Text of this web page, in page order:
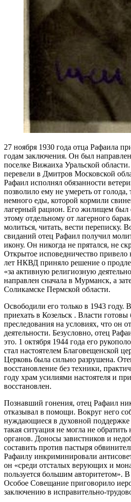
27 ноября 1930 года отца Рафаила
годам заключения. Он был
поселке Вижаиха Уральской
перевели в Дмитров Московской
Рафаил исполнял обязанности
позволило ему не умереть от голода,
немного еды, которой кормили
лагерный рацион. Его жилищем был
этому отдельному от лагерного
молиться, читать, вести переписку.
свиданий отец Рафаил получил
икону. Он никогда не прятался, не
Открытое исповедничество привело
лет НКВД приняло решение о
«за активную религиозную
направлен сначала в Мурманск, а
Соликамске Пермской области.
Освободили его только в 1943 году.
приехать в Козельск . Власти
преследования на условиях, что он
деятельности. Безусловно, отец
это. 1 октября 1944 года его
стал настоятелем Благовещенской
Церковь была сильно разрушена.
восстановление без техники,
году храм усилиями настоятеля и
восстановлен.
Познавший гонения, отец Рафаил
отказывал в помощи. Вокруг него
нуждающиеся в духовной
такая ситуация не могла не
органов. Доносы завистников и
составить против пастыря
Рафаилу инкриминировали
он «среди отсталых верующих и
пользуется большим авторитетом». В
Особое Совещание приговорило
заключению в исправительно-